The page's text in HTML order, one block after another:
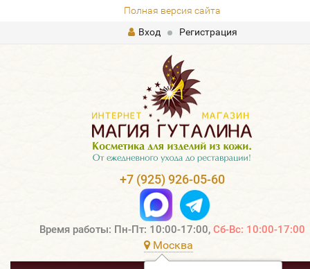
Полная версия сайта
Вход
Регистрация
+7 (925) 926-05-60
Время работы: Пн-Пт: 10:00-17:00, Сб-Вс: 10:00-17:00
Москва